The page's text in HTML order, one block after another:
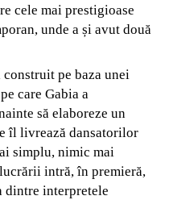
cele mai prestigioase
unde a și avut două
construit pe baza unei
care Gabia a
să elaboreze un
îl livrează dansatorilor
simplu, nimic mai
intră, în premieră,
dintre interpretele